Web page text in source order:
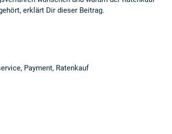
erklärt Dir dieser Beitrag.
, Payment, Ratenkauf